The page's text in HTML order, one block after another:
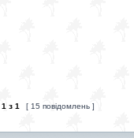
1 з 1 [ 15 повідомлень ]